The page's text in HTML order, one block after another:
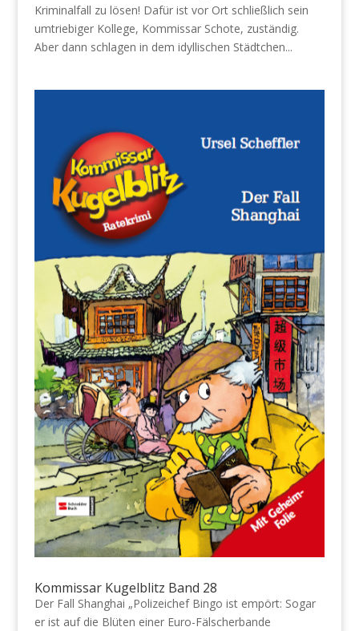
Kriminalfall zu lösen! Dafür ist vor Ort schließlich sein
umtriebiger Kollege, Kommissar Schote, zuständig.
Aber dann schlagen in dem idyllischen Städtchen...
Kommissar Kugelblitz Band 28
Der Fall Shanghai „Polizeichef Bingo ist empört: Sogar
er ist auf die Blüten einer Euro-Fälscherbande